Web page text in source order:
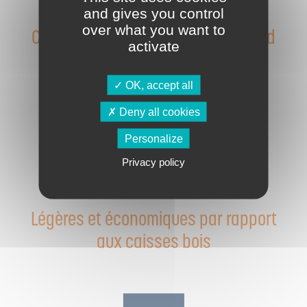
Conçues pour les expéditions grand
Légères et économiques par rapport
aux caisses bois
and gives you control
over what you want to
activate
OK, accept all
Deny all cookies
Personalize
Privacy policy